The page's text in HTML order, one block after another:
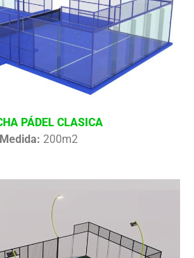
PÁDEL CLASICA
Medida: 200m2